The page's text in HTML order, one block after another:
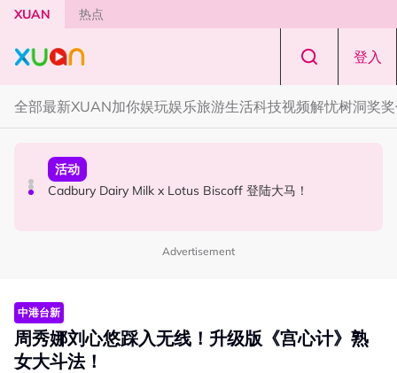
Skip to main content
XUAN 热点
登入
全部最新XUAN加你娱玩娱乐旅游生活科技视频解忧树洞奖
国际星闻
Tom Holland “Spiderman” 替身曝光！“替完蜘蛛人，马上
活动
Cadbury Dairy Milk x Lotus Biscoff 登陆大马！
本地星闻
Henn国贤 “Aunty Henn 脱口秀专场 《笑笑笑笑丧》”！10
Advertisement
中港台新
周秀娜刘心悠踩入无线！升级版《宫心计》熟
女大斗法！